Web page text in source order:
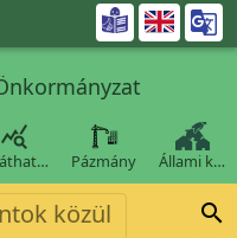


Pázmány Állami k…
közül 